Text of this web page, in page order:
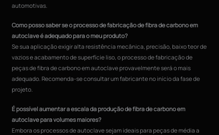
automotivas.
Como posso saber se o processo de fabricação de fibra de carbono em
autoclave é adequado para o meu produto?
Se sua aplicação exigir alta resistência mecânica, precisão, baixo teor de
vazios e acabamento de superfície liso, o processo de fabricação de
peças de fibra de carbono em autoclave provavelmente será o mais
adequado. Recomenda-se consultar um fabricante no início da fase de
projeto.
É possível aumentar a escala da produção de fibra de carbono em
autoclave para volumes maiores?
Embora os processos de autoclave sejam ideais para peças de média a